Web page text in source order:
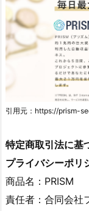
引用元：https://prism-
特定商取引法に基
プライバシーポリ
商品名：PRISM
責任者：合同会社